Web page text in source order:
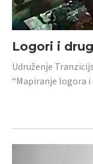
Logori i
Udruženje
“Mapiranje logora